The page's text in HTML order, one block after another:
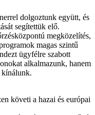
dolgoztunk együtt, és
segítettük elő.
megközelítés,
magas szintű
ügyfélre szabott
alkalmazunk, hanem
kínálunk.
követi a hazai és európai